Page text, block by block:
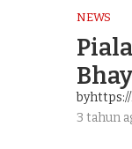
NEWS
3 tahun